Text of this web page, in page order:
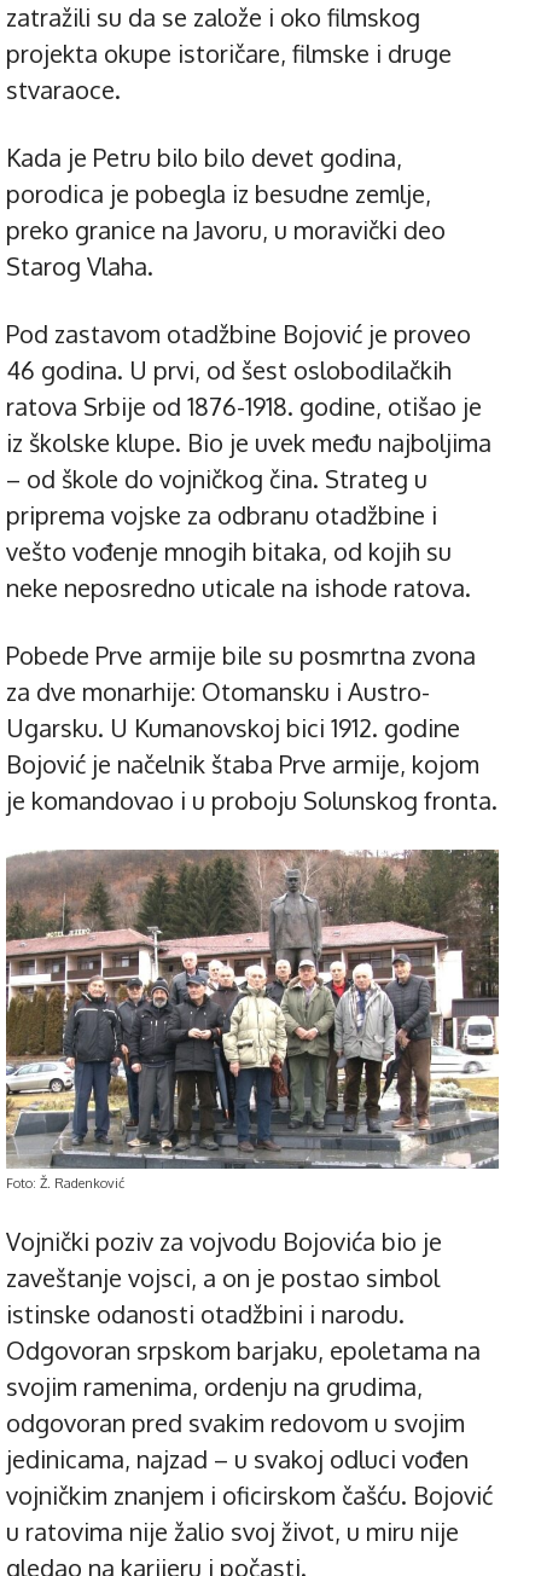
zatražili su da se založe i oko filmskog
projekta okupe istoričare, filmske i druge
stvaraoce.
Kada je Petru bilo bilo devet godina,
porodica je pobegla iz besudne zemlje,
preko granice na Javoru, u moravički deo
Starog Vlaha.
Pod zastavom otadžbine Bojović je proveo
46 godina. U prvi, od šest oslobodilačkih
ratova Srbije od 1876-1918. godine, otišao je
iz školske klupe. Bio je uvek među najboljima
– od škole do vojničkog čina. Strateg u
priprema vojske za odbranu otadžbine i
vešto vođenje mnogih bitaka, od kojih su
neke neposredno uticale na ishode ratova.
Pobede Prve armije bile su posmrtna zvona
za dve monarhije: Otomansku i Austro-
Ugarsku. U Kumanovskoj bici 1912. godine
Bojović je načelnik štaba Prve armije, kojom
je komandovao i u proboju Solunskog fronta.
Foto: Ž. Radenković
Vojnički poziv za vojvodu Bojovića bio je
zaveštanje vojsci, a on je postao simbol
istinske odanosti otadžbini i narodu.
Odgovoran srpskom barjaku, epoletama na
svojim ramenima, ordenju na grudima,
odgovoran pred svakim redovom u svojim
jedinicama, najzad – u svakoj odluci vođen
vojničkim znanjem i oficirskom čašću. Bojović
u ratovima nije žalio svoj život, u miru nije
gledao na karijeru i počasti.